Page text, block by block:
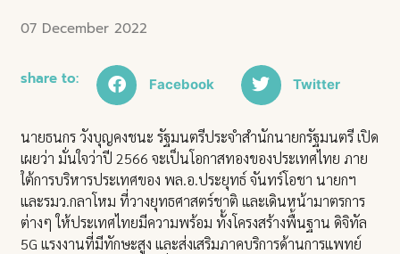
07 December 2022
share to: Facebook Twitter
นายธนกร วังบุญคงชนะ รัฐมนตรีประจำสำนักนายกรัฐมนตรี เปิด
เผยว่า มั่นใจว่าปี 2566 จะเป็นโอกาสทองของประเทศไทย ภาย
ใต้การบริหารประเทศของ พล.อ.ประยุทธ์ จันทร์โอชา นายกฯ
และรมว.กลาโหม ที่วางยุทธศาสตร์ชาติ และเดินหน้ามาตรการ
ต่างๆ ให้ประเทศไทยมีความพร้อม ทั้งโครงสร้างพื้นฐาน ดิจิทัล
5G แรงงานที่มีทักษะสูง และส่งเสริมภาคบริการด้านการแพทย์